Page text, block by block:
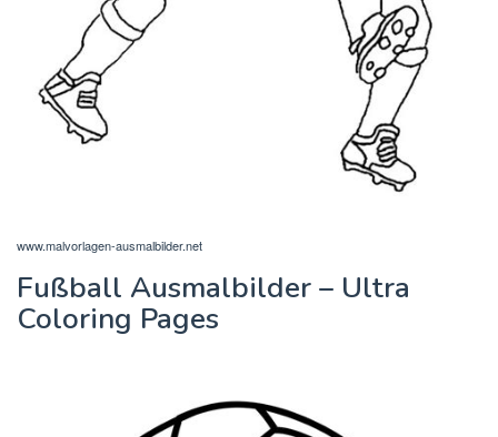
www.malvorlagen-ausmalbilder.net
Fußball Ausmalbilder – Ultra
Coloring Pages